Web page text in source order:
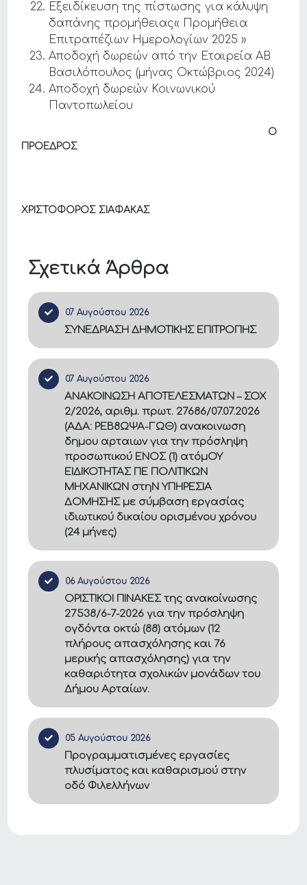
Σχετικά Άρθρα
07 Αυγούστου 2026
ΣΥΝΕΔΡΙΑΣΗ ΔΗΜΟΤΙΚΗΣ ΕΠΙΤΡΟΠΗΣ
07 Αυγούστου 2026
ΑΝΑΚΟΙΝΩΣΗ ΑΠΟΤΕΛΕΣΜΑΤΩΝ – ΣΟΧ
2/2026, αριθμ. πρωτ. 27686/07.07.2026
(ΑΔΑ: ΡΕΒ8ΩΨΑ-ΓΩΘ) ανακοινωση
δημου αρταιων για την πρόσληψη
προσωπικού ΕΝΟΣ (1) ατόμΟΥ
ΕΙΔΙΚΟΤΗΤΑΣ ΠΕ ΠΟΛΙΤΙΚΩΝ
ΜΗΧΑΝΙΚΩΝ στηΝ ΥΠΗΡΕΣΙΑ
ΔΟΜΗΣΗΣ με σύμβαση εργασίας
ιδιωτικού δικαίου ορισμένου χρόνου
(24 μήνες)
06 Αυγούστου 2026
ΟΡΙΣΤΙΚΟΙ ΠΙΝΑΚΕΣ της ανακοίνωσης
27538/6-7-2026 για την πρόσληψη
ογδόντα οκτώ (88) ατόμων (12
πλήρους απασχόλησης και 76
μερικής απασχόλησης) για την
καθαριότητα σχολικών μονάδων του
Δήμου Αρταίων.
05 Αυγούστου 2026
Προγραμματισμένες εργασίες
πλυσίματος και καθαρισμού στην
οδό Φιλελλήνων
Εξειδίκευση της πίστωσης για κάλυψη
δαπάνης προμήθειας« Προμήθεια
Επιτραπέζιων Ημερολογίων 2025 »
Αποδοχή δωρεών από την Εταιρεία ΑΒ
Βασιλόπουλος (μήνας Οκτώβριος 2024)
Αποδοχή δωρεών Κοινωνικού
Παντοπωλείου
Ο
ΠΡΟΕΔΡΟΣ
ΧΡΙΣΤΟΦΟΡΟΣ ΣΙΑΦΑΚΑΣ